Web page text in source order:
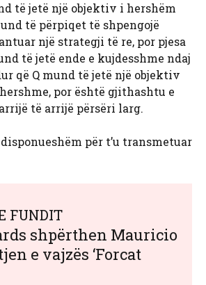
të jetë një objektiv i hershëm
të përpiqet të shpengojë
një strategji të re, por pjesa
të jetë ende e kujdesshme ndaj
që Q mund të jetë një objektiv
por është gjithashtu e
të arrijë përsëri larg.
për t’u transmetuar
FUNDIT
shpërthen Mauricio
e vajzës ‘Forcat